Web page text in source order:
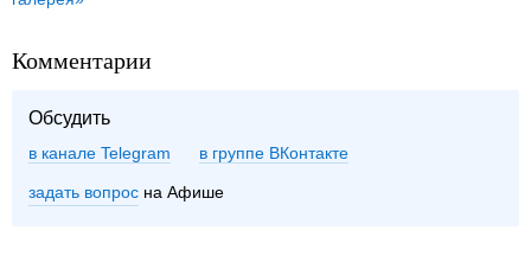
Комментарии
Обсудить
в канале Telegram группе ВКонтакте
задать вопрос на Афише